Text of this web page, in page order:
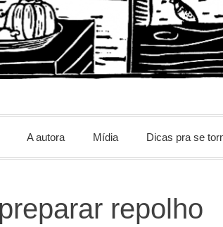
A autora Mídia Dicas pra se
repolho